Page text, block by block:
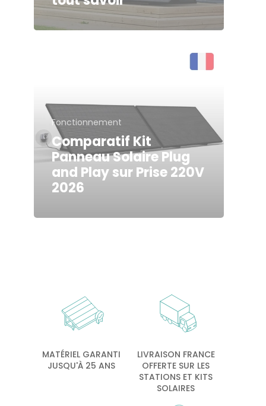
Fonctionnement
Comparatif Kit
Panneau Solaire Plug
and Play sur Prise 220V
2026
MATÉRIEL GARANTI
JUSQU'À 25 ANS
LIVRAISON FRANCE
OFFERTE SUR LES
STATIONS ET KITS
SOLAIRES